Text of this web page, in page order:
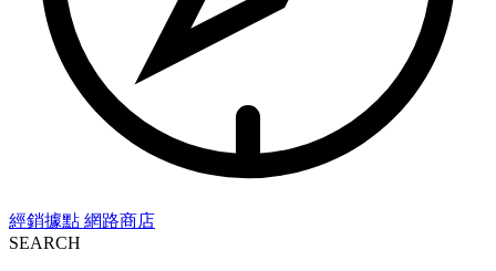
經銷據點 網路商店
SEARCH